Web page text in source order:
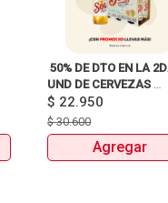
50% DE DTO EN LA
UND DE CERVEZAS
SIXPACKS Y UNIDAD
HEINEKEN, SOL, 3
CORDILLERAS,
MILLER Y MITICA
$ 22.950
$30.600
Agregar